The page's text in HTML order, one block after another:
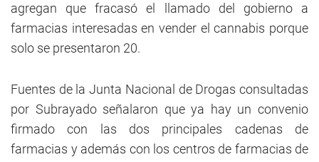
agregan que fracasó el llamado del gobierno a
farmacias interesadas en vender el cannabis porque
solo se presentaron 20.
Fuentes de la Junta Nacional de Drogas consultadas
por Subrayado señalaron que ya hay un convenio
firmado con las dos principales cadenas de
farmacias y además con los centros de farmacias de